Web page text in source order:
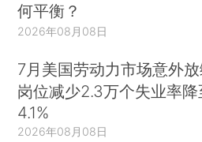
何平衡？
2026年08月08日
7月美国劳动力市场意外
岗位减少2.3万个失业率降
4.1%
2026年08月08日